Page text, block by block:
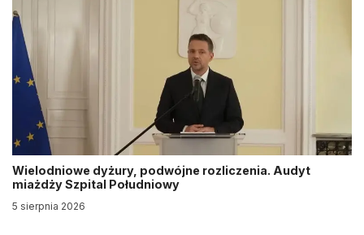
Wielodniowe dyżury, podwójne rozliczenia. Audyt
miażdży Szpital Południowy
5 sierpnia 2026